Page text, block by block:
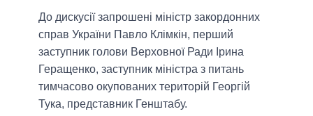
До дискусії запрошені міністр закордонних
справ України Павло Клімкін, перший
заступник голови Верховної Ради Ірина
Геращенко, заступник міністра з питань
тимчасово окупованих територій Георгій
Тука, представник Генштабу.